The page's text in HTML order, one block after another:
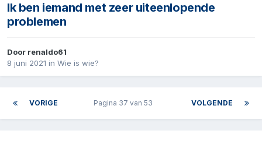
Ik ben iemand met zeer uiteenlopende
problemen
Door renaldo61
8 juni 2021 in Wie is wie?
VORIGE VOLGENDE
Pagina 37 van 53